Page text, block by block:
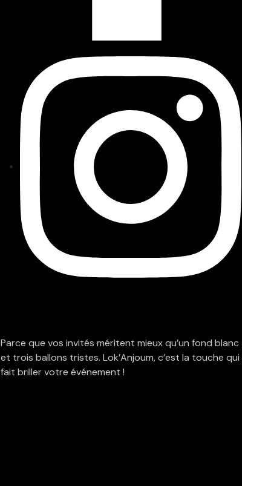
Parce que vos invités méritent mieux qu’un fond blanc
et trois ballons tristes. Lok’Anjoum, c’est la touche qui
fait briller votre événement !